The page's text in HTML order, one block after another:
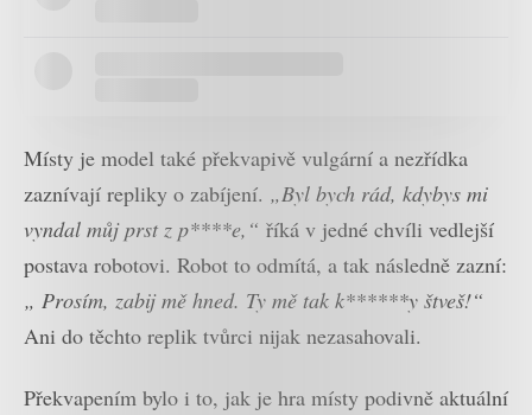
Místy je model také překvapivě vulgární a nezřídka
zaznívají repliky o zabíjení. „Byl bych rád, kdybys mi
vyndal můj prst z p****e,“ říká v jedné chvíli vedlejší
postava robotovi. Robot to odmítá, a tak následně zazní:
„ Prosím, zabij mě hned. Ty mě tak k******y štveš!“
Ani do těchto replik tvůrci nijak nezasahovali.
Překvapením bylo i to, jak je hra místy podivně aktuální